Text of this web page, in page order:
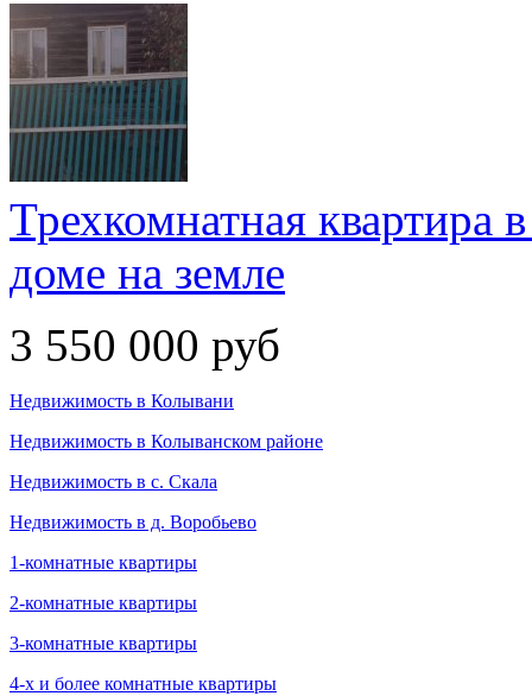
Трехкомнатная квартира
доме на земле
3 550 000 руб
Недвижимость в Колывани
Недвижимость в Колыванском районе
Недвижимость в с. Скала
Недвижимость в д. Воробьево
1-комнатные квартиры
2-комнатные квартиры
3-комнатные квартиры
4-х и более комнатные квартиры